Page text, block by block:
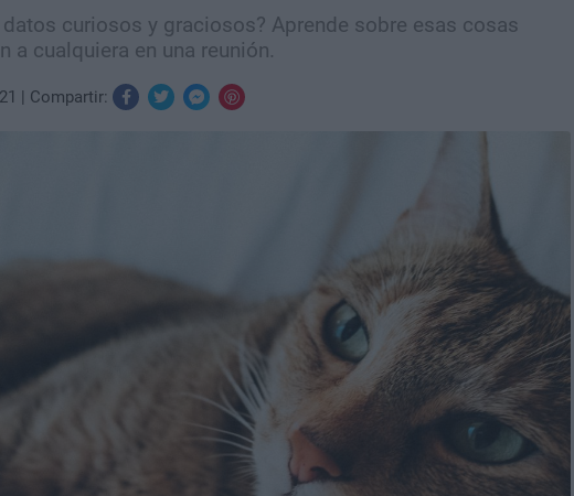
curiosos y graciosos? Aprende sobre esas cosas
a cualquiera en una reunión.
Compartir: